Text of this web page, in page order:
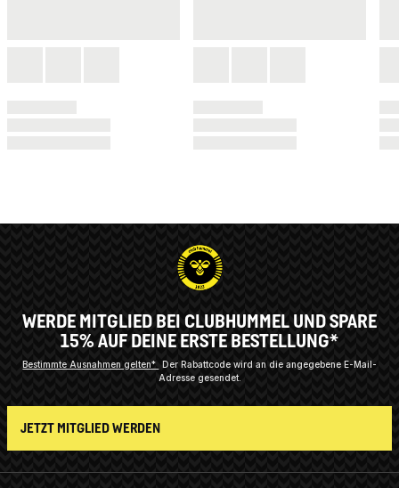
WERDE MITGLIED BEI CLUBHUMMEL UND SPARE
15% AUF DEINE ERSTE BESTELLUNG*
Bestimmte Ausnahmen gelten* Der Rabattcode wird an die angegebene E-Mail-
Adresse gesendet.
JETZT MITGLIED WERDEN